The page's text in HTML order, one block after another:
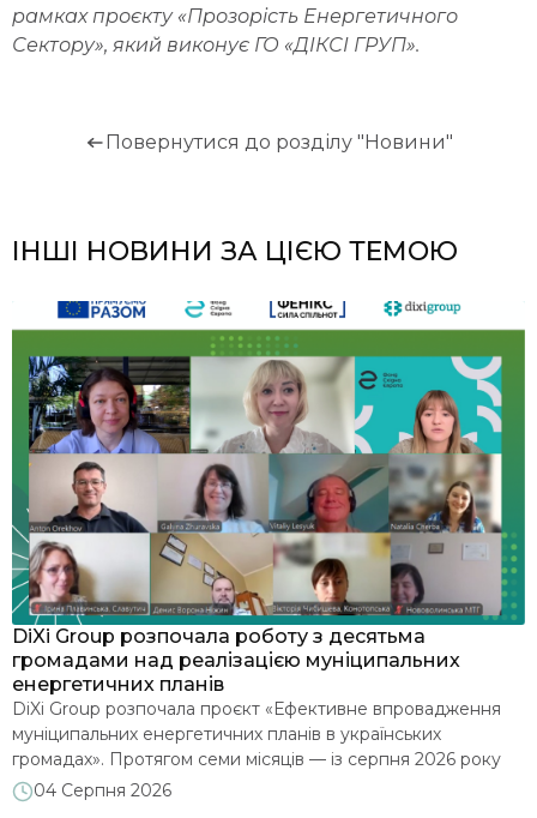
рамках проєкту «Прозорість Енергетичного
Сектору», який виконує ГО «ДІКСІ ГРУП».
Повернутися до розділу "Новини"
ІНШІ НОВИНИ ЗА ЦІЄЮ ТЕМОЮ
DiXi Group розпочала роботу з десятьма
громадами над реалізацією муніципальних
енергетичних планів
DiXi Group розпочала проєкт «Ефективне впровадження
муніципальних енергетичних планів в українських
громадах». Протягом семи місяців — із серпня 2026 року
до лютого 2027 року — команда допомагатиме десятьом
04 Серпня 2026